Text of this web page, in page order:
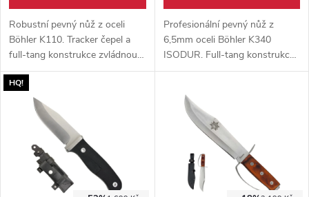
Robustní pevný nůž z oceli
Böhler K110. Tracker čepel a
full-tang konstrukce zvládnou
náročnou práci v terénu.
Součástí je Kydexové pouzdro
s PALS/MOLLE uchycením.
Profesionální pevný nůž z
6,5mm oceli Böhler K340
ISODUR. Full-tang konstrukce
a G10 rukojeť zvládnou tvrdé
PALS/MOLLE pouzdro a
luxusní krabička.
HQ!